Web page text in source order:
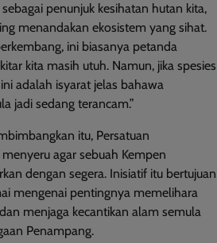
penunjuk kesihatan hutan kita,
menandakan ekosistem yang sihat.
ini biasanya petanda
kita masih utuh. Namun, jika spesies
adalah isyarat jelas bahawa
jadi sedang terancam.”
itu, Persatuan
agar sebuah Kempen
dengan segera. Inisiatif itu bertujuan
mengenai pentingnya memelihara
menjaga kecantikan alam semula
Penampang.